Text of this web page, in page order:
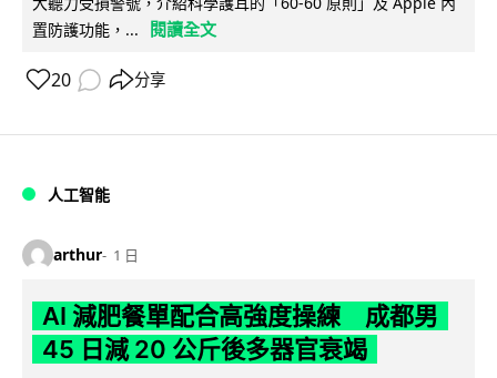
置防護功能，...
閱讀全文
20 分享
人工智能
arthur 1 日
AI 減肥餐單配合高強度操練 成都男
45 日減 20 公斤後多器官衰竭